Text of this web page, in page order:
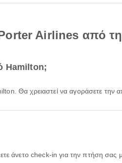
Porter Airlines από
Hamilton;
Θα χρειαστεί να αγοράσετε την